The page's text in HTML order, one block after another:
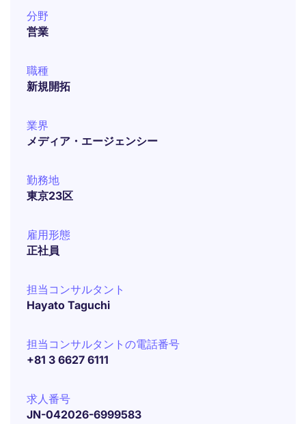
分野
営業
職種
新規開拓
業界
メディア・エージェンシー
勤務地
東京23区
雇用形態
正社員
担当コンサルタント
Hayato Taguchi
担当コンサルタントの電話番号
+81 3 6627 6111
求人番号
JN-042026-6999583